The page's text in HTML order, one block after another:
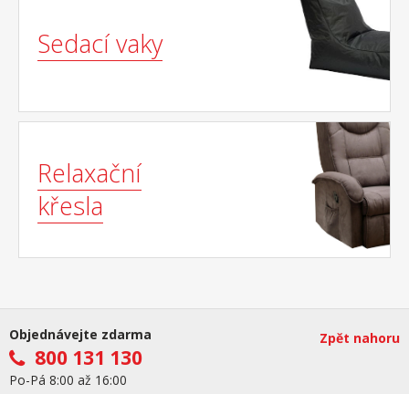
Sedací vaky
Relaxační
křesla
Objednávejte zdarma
800 131 130
Po-Pá 8:00 až 16:00
Zpět nahoru